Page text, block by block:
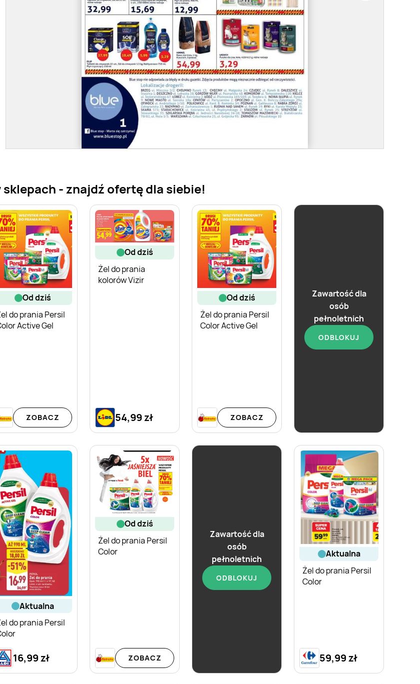
- znajdź ofertę dla siebie!
od dziś
do prania Persil
Active Gel
ZOBACZ
od dziś
Żel do prania
kolorów Vizir
54,99 zł
od dziś
Żel do prania Persil
Color Active Gel
ZOBACZ
Zawartość dla
osób
pełnoletnich
ODBLOKUJ
aktualna
do prania Persil
16,99 zł
od dziś
Żel do prania Persil
Color
ZOBACZ
Zawartość dla
osób
pełnoletnich
ODBLOKUJ
aktualna
Żel do prania Persil
Color
59,99 zł